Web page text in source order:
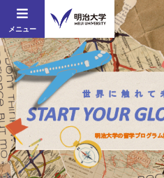
メニュー